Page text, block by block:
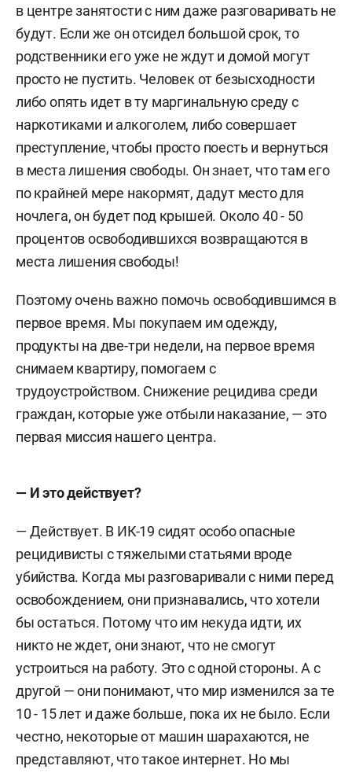
в центре занятости с ним даже разговаривать не
будут. Если же он отсидел большой срок, то
родственники его уже не ждут и домой могут
просто не пустить. Человек от безысходности
либо опять идет в ту маргинальную среду с
наркотиками и алкоголем, либо совершает
преступление, чтобы просто поесть и вернуться
в места лишения свободы. Он знает, что там его
по крайней мере накормят, дадут место для
ночлега, он будет под крышей. Около 40 - 50
процентов освободившихся возвращаются в
места лишения свободы!
Поэтому очень важно помочь освободившимся в
первое время. Мы покупаем им одежду,
продукты на две-три недели, на первое время
снимаем квартиру, помогаем с
трудоустройством. Снижение рецидива среди
граждан, которые уже отбыли наказание, — это
первая миссия нашего центра.
— И это действует?
— Действует. В ИК-19 сидят особо опасные
рецидивисты с тяжелыми статьями вроде
убийства. Когда мы разговаривали с ними перед
освобождением, они признавались, что хотели
бы остаться. Потому что им некуда идти, их
никто не ждет, они знают, что не смогут
устроиться на работу. Это с одной стороны. А с
другой — они понимают, что мир изменился за те
10 - 15 лет и даже больше, пока их не было. Если
честно, некоторые от машин шарахаются, не
представляют, что такое интернет. Но мы